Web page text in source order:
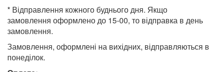
* Відправлення кожного буднього дня. Якщо
замовлення оформлено до 15-00, то відправка в день
замовлення.
Замовлення, оформлені на вихідних, відправляються в
понеділок.